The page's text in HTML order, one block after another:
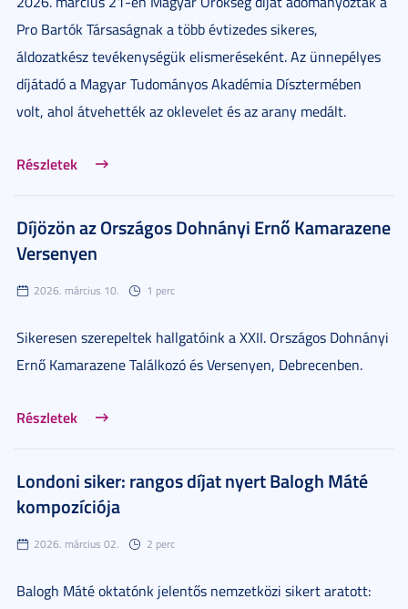
Pro Bartók Társaságnak a több évtizedes sikeres,
áldozatkész tevékenységük elismeréseként. Az ünnepélyes
díjátadó a Magyar Tudományos Akadémia Dísztermében
volt, ahol átvehették az oklevelet és az arany medált.
Részletek
Díjözön az Országos Dohnányi Ernő Kamarazene
Versenyen
2026. március 10. 1 perc
Sikeresen szerepeltek hallgatóink a XXII. Országos Dohnányi
Ernő Kamarazene Találkozó és Versenyen, Debrecenben.
Részletek
Londoni siker: rangos díjat nyert Balogh Máté
kompozíciója
2026. március 02. 2 perc
Balogh Máté oktatónk jelentős nemzetközi sikert aratott: